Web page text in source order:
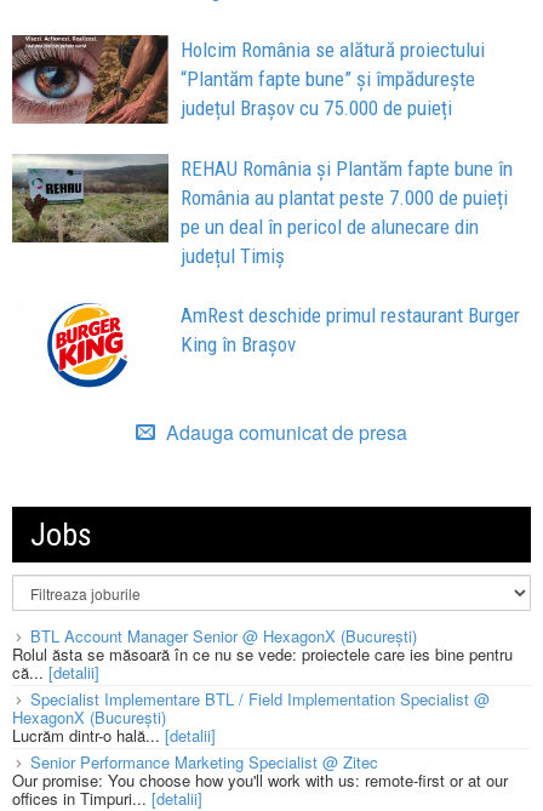
Holcim România se alătură proiectului
“Plantăm fapte bune” și împădurește
județul Brașov cu 75.000 de puieți
REHAU România și Plantăm fapte bune în
România au plantat peste 7.000 de puieți
pe un deal în pericol de alunecare din
județul Timiș
AmRest deschide primul restaurant Burger
King în Brașov
Adauga comunicat de presa
Jobs
BTL Account Manager Senior @ HexagonX (București)
Rolul ăsta se măsoară în ce nu se vede: proiectele care ies bine pentru
că... [detalii]
Specialist Implementare BTL / Field Implementation Specialist @
HexagonX (București)
Lucrăm dintr-o hală...[detalii]
Senior Performance Marketing Specialist @ Zitec
Our promise: You choose how you'll work with us: remote-first or at our
offices in Timpuri... [detalii]